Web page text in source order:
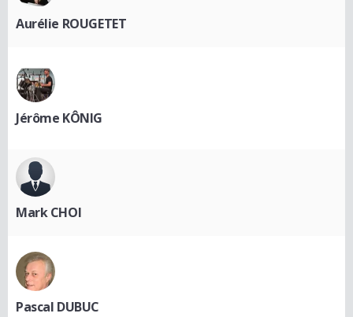
Aurélie ROUGETET
Jérôme KÔNIG
Mark CHOI
Pascal DUBUC